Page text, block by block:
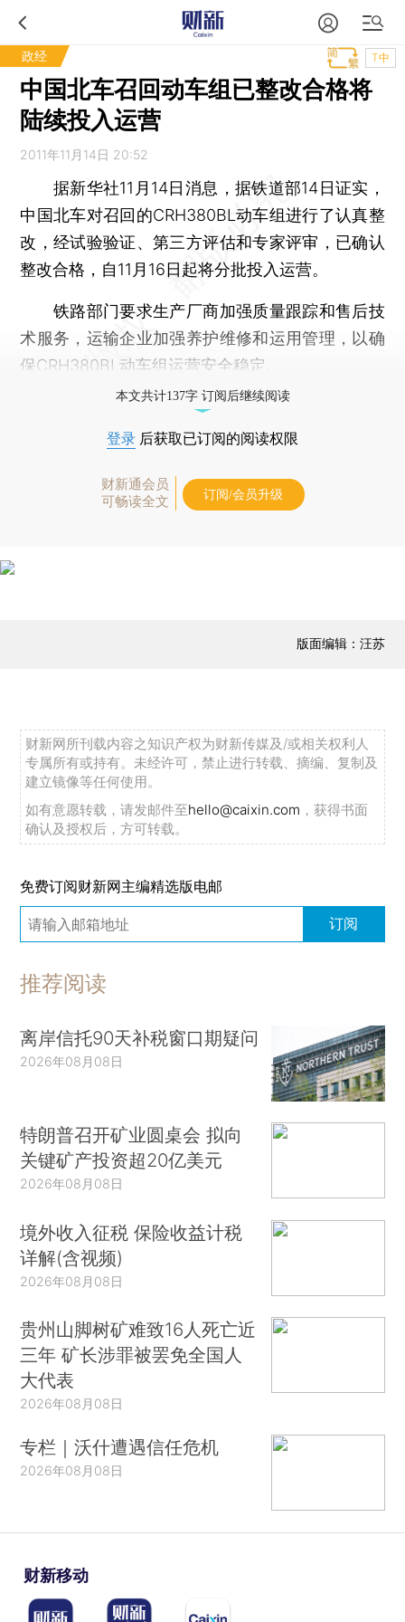
政经 T中
中国北车召回动车组已整改合格将
陆续投入运营
2011年11月14日 20:52
据新华社11月14日消息，据铁道部14日证实，
中国北车对召回的CRH380BL动车组进行了认真整
改，经试验验证、第三方评估和专家评审，已确认
整改合格，自11月16日起将分批投入运营。
铁路部门要求生产厂商加强质量跟踪和售后技
术服务，运输企业加强养护维修和运用管理，以确
保CRH380BL动车组运营安全稳定。
本文共计137字 订阅后继续阅读
登录 后获取已订阅的阅读权限
财新通会员
可畅读全文
订阅/会员升级
版面编辑：汪苏
财新网所刊载内容之知识产权为财新传媒及/或相关权利人
专属所有或持有。未经许可，禁止进行转载、摘编、复制及
建立镜像等任何使用。
如有意愿转载，请发邮件至hello@caixin.com ，获得书面
确认及授权后，方可转载。
免费订阅财新网主编精选版电邮
订阅
推荐阅读
离岸信托90天补税窗口期疑问
2026年08月08日
特朗普召开矿业圆桌会 拟向
关键矿产投资超20亿美元
2026年08月08日
境外收入征税 保险收益计税
详解(含视频)
2026年08月08日
贵州山脚树矿难致16人死亡近
三年 矿长涉罪被罢免全国人
大代表
2026年08月08日
专栏｜沃什遭遇信任危机
2026年08月08日
财新移动